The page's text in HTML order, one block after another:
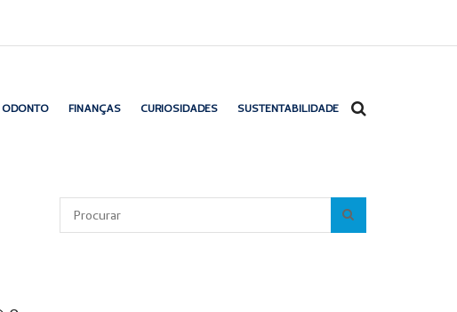
ODONTO FINANÇAS CURIOSIDADES SUSTENTABILIDADE